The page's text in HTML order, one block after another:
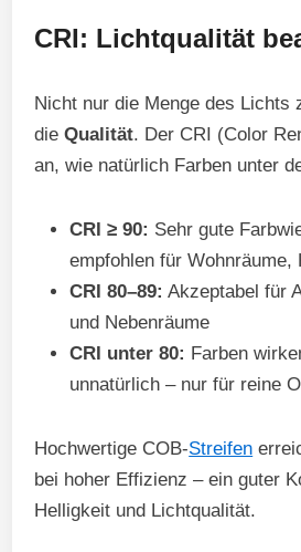
CRI: Lichtqualität
Nicht nur die Menge des Lichts
dieQualität. Der CRI (Color
an, wie natürlich Farben unter
CRI ≥ 90: Sehr gute
empfohlen für Wohnräume,
CRI 80–89: Akzeptabel für
und Nebenräume
CRI unter 80: Farben
unnatürlich – nur für reine
Hochwertige COB-Streifen
bei hoher Effizienz – ein guter
Helligkeit und Lichtqualität.